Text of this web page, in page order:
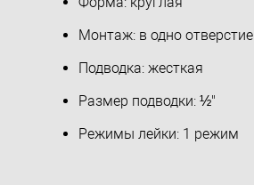
Монтаж: в одно отверстие
Подводка: жесткая
Размер подводки: ½"
Режимы лейки: 1 режим